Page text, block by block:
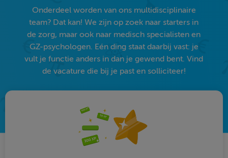
Onderdeel worden van ons multidisciplinaire
team? Dat kan! We zijn op zoek naar starters in
de zorg, maar ook naar medisch specialisten en
GZ-psychologen. Eén ding staat daarbij vast: je
vult je functie anders in dan je gewend bent. Vind
de vacature die bij je past en solliciteer!